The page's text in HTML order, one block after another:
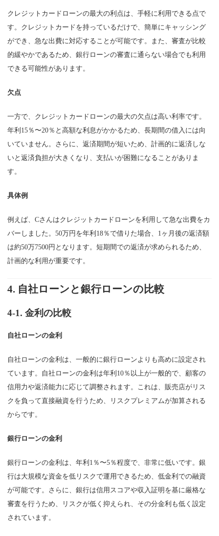
クレジットカードローンの最大の利点は、手軽に利用できる点で
す。クレジットカードを持っているだけで、簡単にキャッシング
ができ、急な出費に対応することが可能です。また、審査が比較
的緩やかであるため、銀行ローンの審査に通らない場合でも利用
できる可能性があります。
欠点
一方で、クレジットカードローンの最大の欠点は高い利率です。
年利15％〜20％と高額な利息がかかるため、長期間の借入には向
いていません。さらに、返済期間が短いため、計画的に返済しな
いと返済負担が大きくなり、支払いが困難になることがありま
す。
具体例
例えば、Cさんはクレジットカードローンを利用して急な出費をカ
バーしました。50万円を年利18％で借りた場合、1ヶ月後の返済額
は約50万7500円となります。短期間での返済が求められるため、
計画的な利用が重要です。
4. 自社ローンと銀行ローンの比較
4-1. 金利の比較
自社ローンの金利
自社ローンの金利は、一般的に銀行ローンよりも高めに設定され
ています。自社ローンの金利は年利10％以上が一般的で、顧客の
信用力や返済能力に応じて調整されます。これは、販売店がリス
クを負って直接融資を行うため、リスクプレミアムが加算される
からです。
銀行ローンの金利
銀行ローンの金利は、年利1％〜5％程度で、非常に低いです。銀
行は大規模な資金を低リスクで運用できるため、低金利での融資
が可能です。さらに、銀行は信用スコアや収入証明を基に厳格な
審査を行うため、リスクが低く抑えられ、その分金利も低く設定
されています。